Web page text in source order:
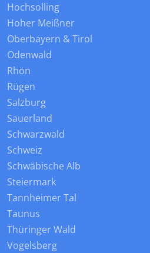
Hochsolling
Hoher Meißner
Oberbayern & Tirol
Odenwald
Rhön
Rügen
Salzburg
Sauerland
Schwarzwald
Schweiz
Schwäbische Alb
Steiermark
Tannheimer Tal
Taunus
Thüringer Wald
Vogelsberg